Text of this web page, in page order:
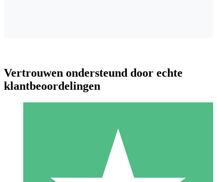
Individuele Creditpakketten
Betaal per gebruik met downloadtegoeden. Geen maandelijkse
Vertrouwen ondersteund door echte
klantbeoordelingen